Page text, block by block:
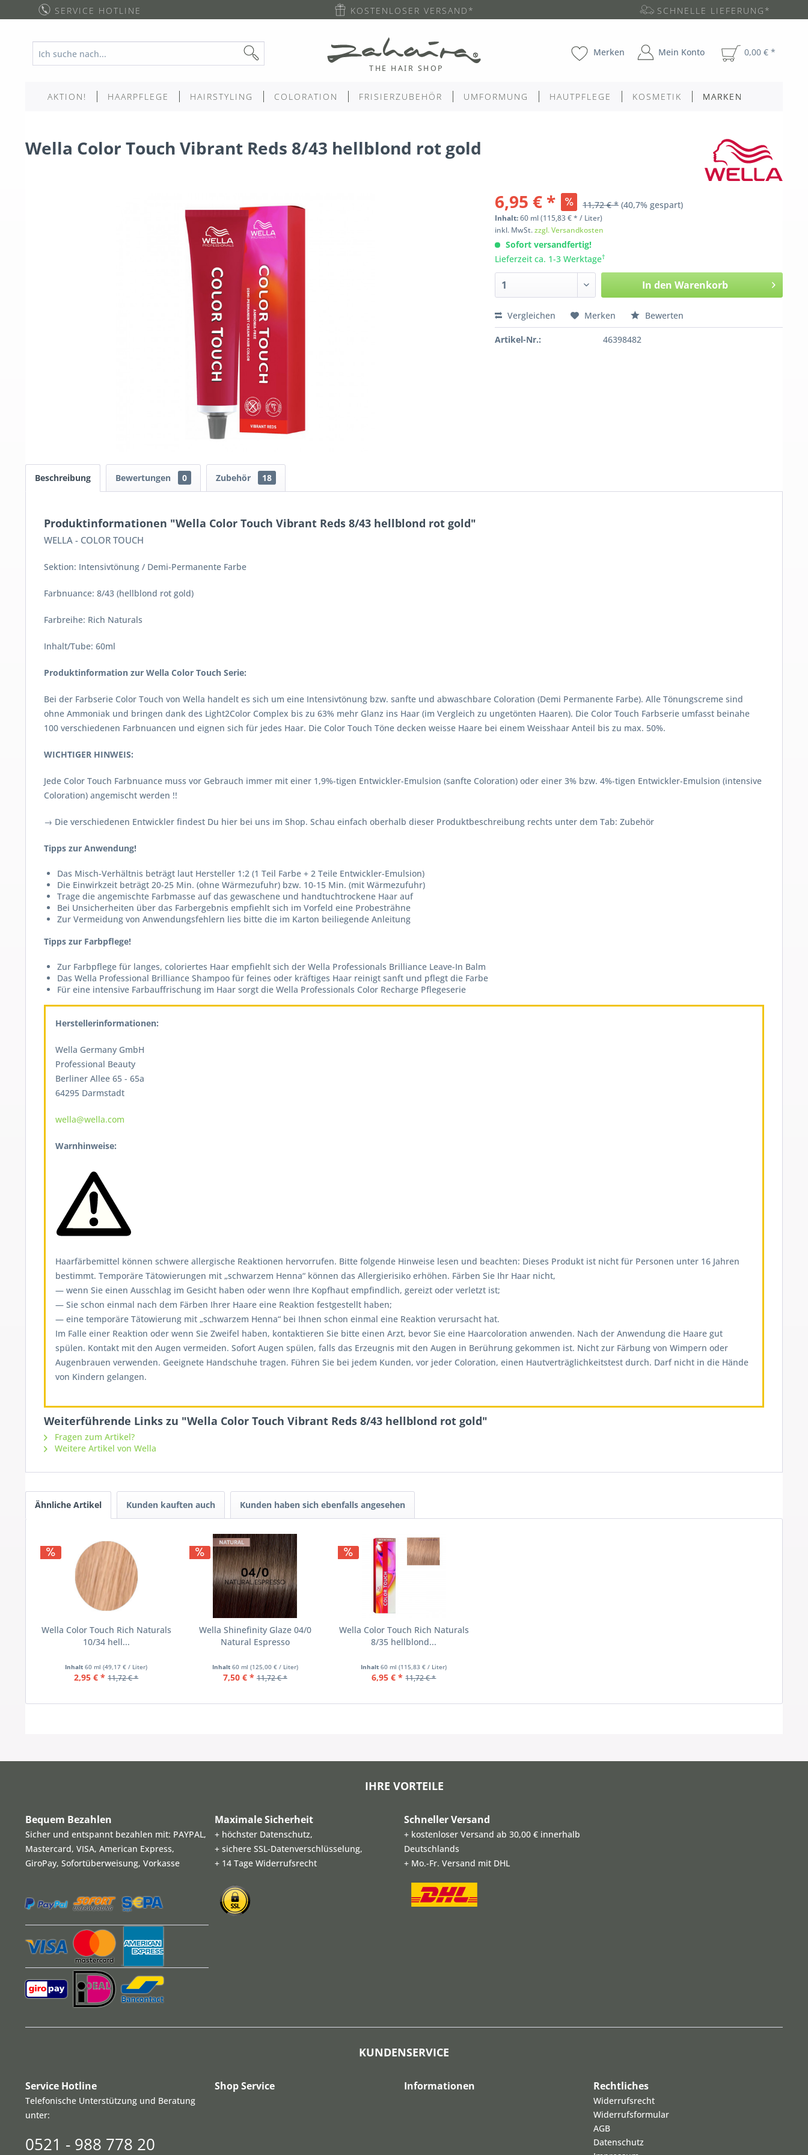
SERVICE HOTLINE KOSTENLOSER VERSAND* SCHNELLE LIEFERUNG*
Merken Mein Konto 0,00 € *
AKTION! HAARPFLEGE HAIRSTYLING COLORATION FRISIERZUBEHÖR UMFORMUNG HAUTPFLEGE KOSMETIK MARKEN
Wella Color Touch Vibrant Reds 8/43 hellblond rot gold
6,95 € * 11,72 € * (40,7% gespart)
Inhalt:60 ml(115,83 € * / Liter)
inkl. MwSt.zzgl. Versandkosten
Sofort versandfertig!
Lieferzeit ca. 1-3 Werktage†
In den Warenkorb
Vergleichen Merken Bewerten
Artikel-Nr.: 46398482
Beschreibung Bewertungen 0 Zubehör 18
Produktinformationen "Wella Color Touch Vibrant Reds 8/43 hellblond rot gold"
WELLA - COLOR TOUCH
Sektion: Intensivtönung / Demi-Permanente Farbe
Farbnuance: 8/43 (hellblond rot gold)
Farbreihe: Rich Naturals
Inhalt/Tube: 60ml
Produktinformation zur Wella Color Touch Serie:
Bei der Farbserie Color Touch von Wella handelt es sich um eine Intensivtönung bzw. sanfte und abwaschbare Coloration (Demi Permanente Farbe). Alle Tönungscreme sind
ohne Ammoniak und bringen dank des Light2Color Complex bis zu 63% mehr Glanz ins Haar (im Vergleich zu ungetönten Haaren). Die Color Touch Farbserie umfasst beinahe
100 verschiedenen Farbnuancen und eignen sich für jedes Haar. Die Color Touch Töne decken weisse Haare bei einem Weisshaar Anteil bis zu max. 50%.
WICHTIGER HINWEIS:
Jede Color Touch Farbnuance muss vor Gebrauch immer mit einer 1,9%-tigen Entwickler-Emulsion (sanfte Coloration) oder einer 3% bzw. 4%-tigen Entwickler-Emulsion (intensive
Coloration) angemischt werden !!
→ Die verschiedenen Entwickler findest Du hier bei uns im Shop. Schau einfach oberhalb dieser Produktbeschreibung rechts unter dem Tab: Zubehör
Tipps zur Anwendung!
Das Misch-Verhältnis beträgt laut Hersteller 1:2 (1 Teil Farbe + 2 Teile Entwickler-Emulsion)
Die Einwirkzeit beträgt 20-25 Min. (ohne Wärmezufuhr) bzw. 10-15 Min. (mit Wärmezufuhr)
Trage die angemischte Farbmasse auf das gewaschene und handtuchtrockene Haar auf
Bei Unsicherheiten über das Farbergebnis empfiehlt sich im Vorfeld eine Probesträhne
Zur Vermeidung von Anwendungsfehlern lies bitte die im Karton beiliegende Anleitung
Tipps zur Farbpflege!
Zur Farbpflege für langes, coloriertes Haar empfiehlt sich der Wella Professionals Brilliance Leave-In Balm
Das Wella Professional Brilliance Shampoo für feines oder kräftiges Haar reinigt sanft und pflegt die Farbe
Für eine intensive Farbauffrischung im Haar sorgt die Wella Professionals Color Recharge Pflegeserie
Herstellerinformationen:
Wella Germany GmbH
Professional Beauty
Berliner Allee 65 - 65a
64295 Darmstadt
wella@wella.com
Warnhinweise:
Haarfärbemittel können schwere allergische Reaktionen hervorrufen. Bitte folgende Hinweise lesen und beachten: Dieses Produkt ist nicht für Personen unter 16 Jahren
bestimmt. Temporäre Tätowierungen mit „schwarzem Henna“ können das Allergierisiko erhöhen. Färben Sie Ihr Haar nicht,
— wenn Sie einen Ausschlag im Gesicht haben oder wenn Ihre Kopfhaut empfindlich, gereizt oder verletzt ist;
— Sie schon einmal nach dem Färben Ihrer Haare eine Reaktion festgestellt haben;
— eine temporäre Tätowierung mit „schwarzem Henna“ bei Ihnen schon einmal eine Reaktion verursacht hat.
Im Falle einer Reaktion oder wenn Sie Zweifel haben, kontaktieren Sie bitte einen Arzt, bevor Sie eine Haarcoloration anwenden. Nach der Anwendung die Haare gut
spülen. Kontakt mit den Augen vermeiden. Sofort Augen spülen, falls das Erzeugnis mit den Augen in Berührung gekommen ist. Nicht zur Färbung von Wimpern oder
Augenbrauen verwenden. Geeignete Handschuhe tragen. Führen Sie bei jedem Kunden, vor jeder Coloration, einen Hautverträglichkeitstest durch. Darf nicht in die Hände
von Kindern gelangen.
Weiterführende Links zu "Wella Color Touch Vibrant Reds 8/43 hellblond rot gold"
Fragen zum Artikel?
Weitere Artikel von Wella
Ähnliche Artikel Kunden kauften auch Kunden haben sich ebenfalls angesehen
Wella Color Touch Rich Naturals
10/34 hell...
Inhalt60 ml(49,17 € / Liter)
2,95 € * 11,72 € *
Wella Shinefinity Glaze 04/0
Natural Espresso
Inhalt 60 ml (125,00 € / Liter)
7,50 € * 11,72 € *
Wella Color Touch Rich Naturals
8/35 hellblond...
Inhalt60 ml(115,83 € / Liter)
6,95 € * 11,72 € *
IHRE VORTEILE
Bequem Bezahlen
Sicher und entspannt bezahlen mit: PAYPAL,
Mastercard, VISA, American Express,
GiroPay, Sofortüberweisung, Vorkasse
Maximale Sicherheit
+ höchster Datenschutz,
+ sichere SSL-Datenverschlüsselung,
+ 14 Tage Widerrufsrecht
Schneller Versand
+ kostenloser Versand ab 30,00 € innerhalb
Deutschlands
+ Mo.-Fr. Versand mit DHL
KUNDENSERVICE
Service Hotline
Telefonische Unterstützung und Beratung
unter:
0521 - 988 778 20
Shop Service Informationen Rechtliches
Widerrufsrecht
Widerrufsformular
AGB
Datenschutz